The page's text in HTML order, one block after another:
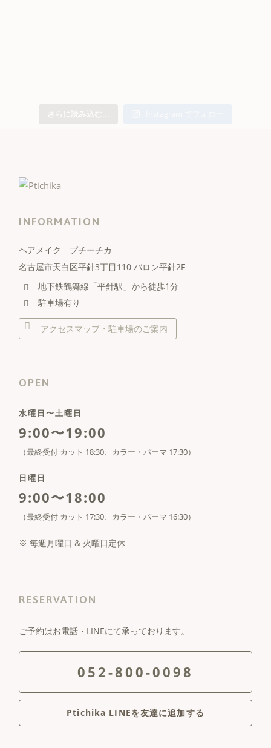
INFORMATION
ヘアメイク プチーチカ
名古屋市天白区平針3丁目110 バロン平針2F
地下鉄鶴舞線「平針駅」から徒歩1分
駐車場有り
アクセスマップ・駐車場のご案内
OPEN
水曜日〜土曜日
9:00〜19:00
（最終受付 カット 18:30、カラー・パーマ 17:30）
日曜日
9:00〜18:00
（最終受付 カット 17:30、カラー・パーマ 16:30）
※ 毎週月曜日 & 火曜日定休
RESERVATION
ご予約はお電話・LINEにて承っております。
052-800-0098
Ptichika LINEを友達に追加する